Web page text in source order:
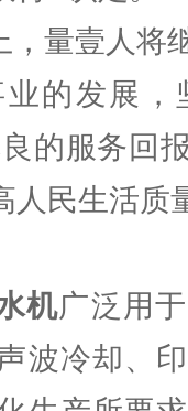
量壹人将
的发展，
的服务回
人民生活质
机广泛用
波冷却、